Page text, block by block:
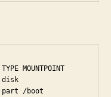
MOUNTPOINT
part /boot